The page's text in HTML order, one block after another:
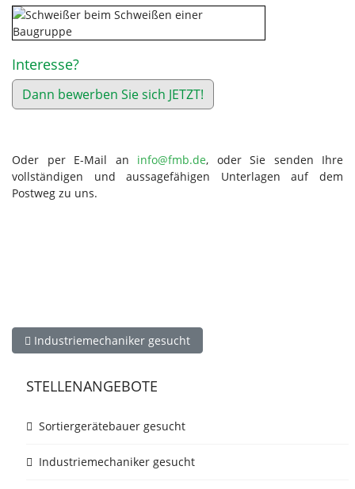
Interesse?
Dann bewerben Sie sich JETZT!
Oder per E-Mail an info@fmb.de, oder Sie senden Ihre
vollständigen und aussagefähigen Unterlagen auf dem
Postweg zu uns.
Vorheriger Beitrag: Industriemechaniker gesucht
Industriemechaniker gesucht
STELLENANGEBOTE
Sortiergerätebauer gesucht
Industriemechaniker gesucht